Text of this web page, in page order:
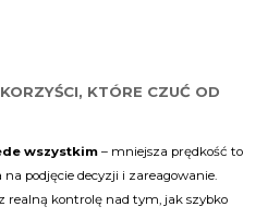
KTÓRE CZUĆ OD
wszystkim – mniejsza prędkość to
podjęcie decyzji i zareagowanie.
realną kontrolę nad tym, jak szybko